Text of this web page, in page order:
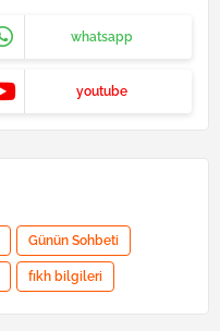
whatsapp
youtube
Günün Sohbeti
fıkh bilgileri